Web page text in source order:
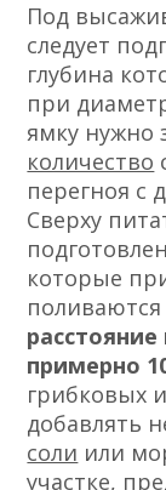
Под
следует
глубина
при
ямку нужно
количество
перегноя с
Сверху
которые
примерно
грибковых
добавлять
соли или
участке,